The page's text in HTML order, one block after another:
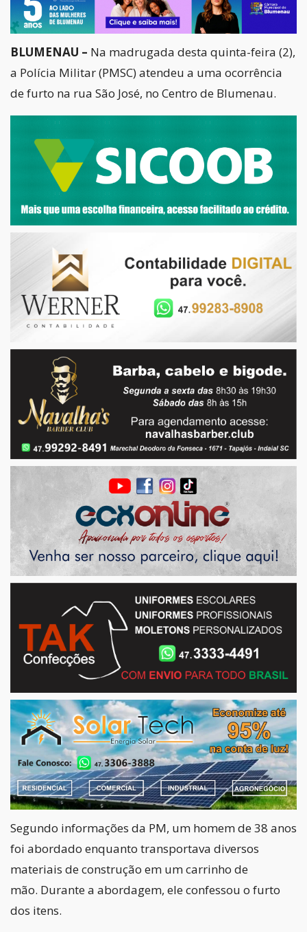
BLUMENAU – Na madrugada desta quinta-feira (2),
a Polícia Militar (PMSC) atendeu a uma ocorrência
de furto na rua São José, no Centro de Blumenau.
Segundo informações da PM, um homem de 38 anos
foi abordado enquanto transportava diversos
materiais de construção em um carrinho de
mão. Durante a abordagem, ele confessou o furto
dos itens.